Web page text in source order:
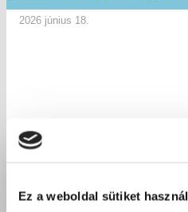
Ez a weboldal sütiket használ
2026 június 18.